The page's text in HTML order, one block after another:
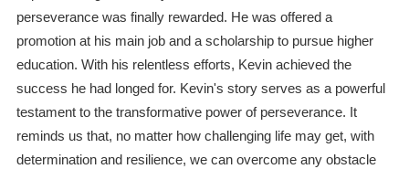
perseverance was finally rewarded. He was offered a
promotion at his main job and a scholarship to pursue higher
education. With his relentless efforts, Kevin achieved the
success he had longed for. Kevin's story serves as a powerful
testament to the transformative power of perseverance. It
reminds us that, no matter how challenging life may get, with
determination and resilience, we can overcome any obstacle